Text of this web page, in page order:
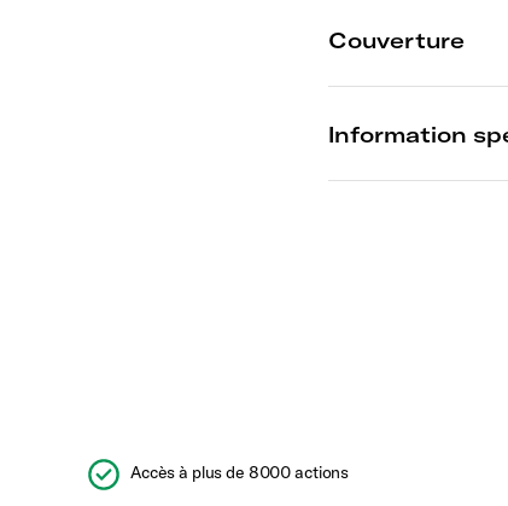
Accès à plus de 8000 actions